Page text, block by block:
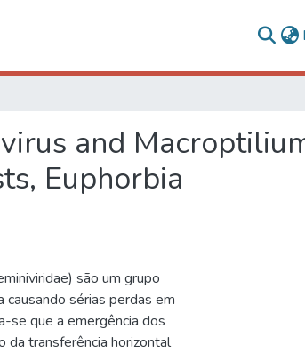
and
Euphorbia
são um grupo
sérias perdas em
se que a emergência dos
da transferência horizontal